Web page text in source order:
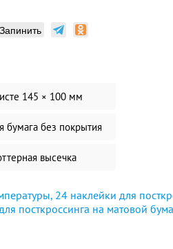
Запинить
145 × 100 мм
бумага без покрытия
высечка
24 наклейки для
посткроссинга на матовой